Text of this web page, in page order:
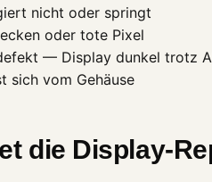
nicht oder springt
oder tote Pixel
— Display dunkel trotz
sich vom Gehäuse
die Display-